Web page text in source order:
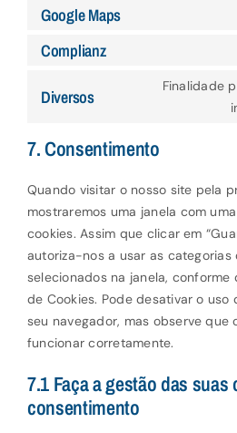
Google Maps
Complianz
Diversos
Finalidade
7. Consentimento
Quando visitar o nosso site pela
mostraremos uma janela com
cookies. Assim que clicar em
autoriza-nos a usar as categorias
selecionados na janela, conforme
de Cookies. Pode desativar o uso
seu navegador, mas observe que
funcionar corretamente.
7.1 Faça a gestão das
consentimento